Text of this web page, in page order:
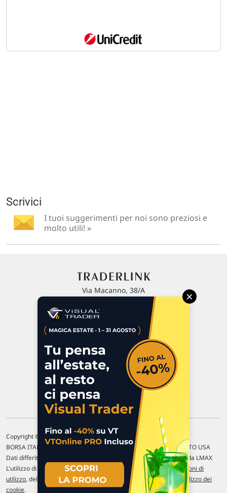
Scrivici
I tuoi suggerimenti per noi sono preziosi e
molto utili! »
Via Macanno, 38/A
P.IVA 02 452 460 401
Commenti e segnalazioni
Contattaci
Copyright © 1996-2026 Traderlink Italia s.r.l.
BORSA ITALIANA Quotazioni di borsa differite di 15 min. / MERCATO USA
Dati differiti di 15 min. (fonte Intrinio) / FOREX Quotazioni fornite da LMAX
L'utilizzo di questo sito implica l'accettazione delle nostre Condizioni di
utilizzo, del Disclaimer MAR, dellePolitiche sulla privacye dell' Utilizzo dei
cookie.
×